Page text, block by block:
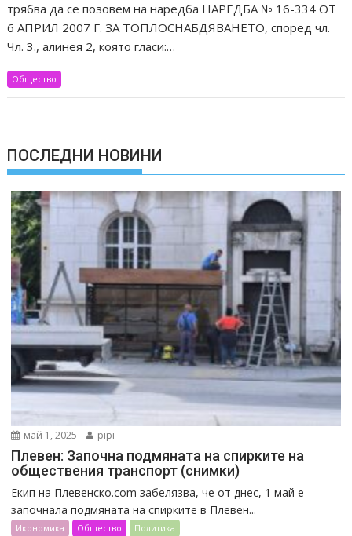
трябва да се позовем на наредба НАРЕДБА № 16-334 ОТ
6 АПРИЛ 2007 Г. ЗА ТОПЛОСНАБДЯВАНЕТО, според чл.
Чл. 3., алинея 2, която гласи:…
Общество
ПОСЛЕДНИ НОВИНИ
май 1, 2025 pipi
Плевен: Започна подмяната на спирките на
обществения транспорт (снимки)
Екип на Плевенско.com забелязва, че от днес, 1 май е
започнала подмяната на спирките в Плевен...
Икономика Общество Политика